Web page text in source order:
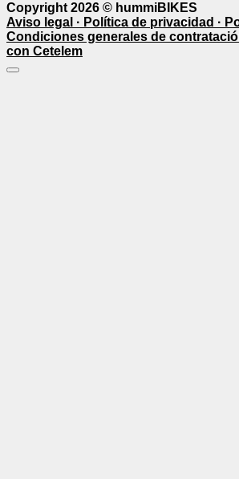
Copyright 2026 © hummiBIKES
Aviso legal · Política de privacidad ·
Condiciones generales de
con Cetelem